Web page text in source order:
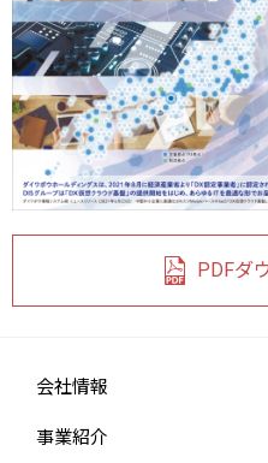
PDFダ
会社情報
事業紹介